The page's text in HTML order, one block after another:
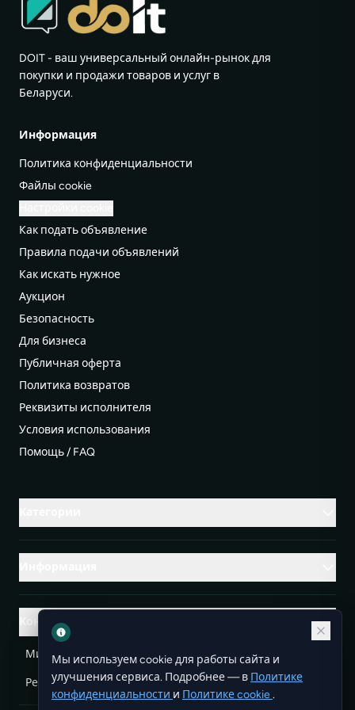
DOIT - ваш универсальный онлайн-рынок для
покупки и продажи товаров и услуг в
Беларуси.
Информация
Политика конфиденциальности
Файлы cookie
Как подать объявление
Правила подачи объявлений
Как искать нужное
Аукцион
Безопасность
Для бизнеса
Публичная оферта
Политика возвратов
Реквизиты исполнителя
Условия использования
Помощь / FAQ
Контакты
Михаленко Руслан Леонидович, УНП ЕА3732804
Республика Беларусь info@doit.by
Мы используем cookie для работы сайта и
улучшения сервиса. Подробнее — в Политике
конфиденциальности и Политике cookie.